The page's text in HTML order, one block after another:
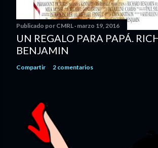
Publicado por CMRL marzo 19, 2016
UN REGALO PARA PAPÁ.
BENJAMIN
Compartir 2 comentarios